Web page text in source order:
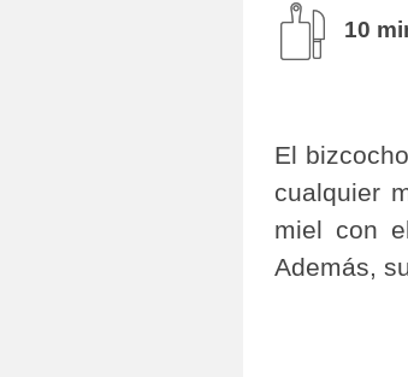
10
El
cualquier
miel con
Además,